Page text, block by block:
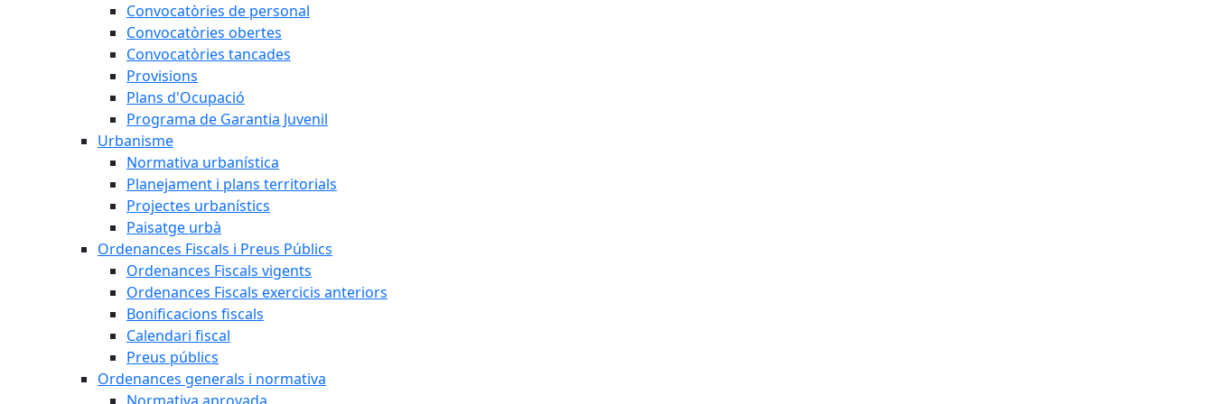
Convocatòries de personal
Convocatòries obertes
Convocatòries tancades
Provisions
Plans d'Ocupació
Programa de Garantia Juvenil
Urbanisme
Normativa urbanística
Planejament i plans territorials
Projectes urbanístics
Paisatge urbà
Ordenances Fiscals i Preus Públics
Ordenances Fiscals vigents
Ordenances Fiscals exercicis anteriors
Bonificacions fiscals
Calendari fiscal
Preus públics
Ordenances generals i normativa